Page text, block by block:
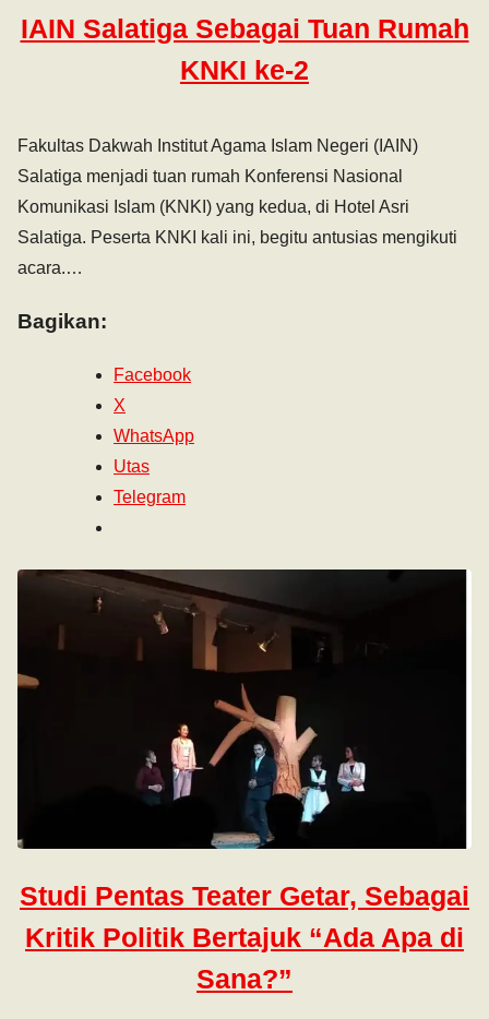
IAIN Salatiga Sebagai Tuan Rumah
KNKI ke-2
Fakultas Dakwah Institut Agama Islam Negeri (IAIN)
Salatiga menjadi tuan rumah Konferensi Nasional
Komunikasi Islam (KNKI) yang kedua, di Hotel Asri
Salatiga. Peserta KNKI kali ini, begitu antusias mengikuti
acara.…
Bagikan:
Facebook
X
WhatsApp
Utas
Telegram
Studi Pentas Teater Getar, Sebagai
Kritik Politik Bertajuk “Ada Apa di
Sana?”